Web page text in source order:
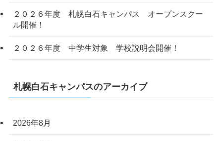
２０２６年度 札幌白石キャンパス オープンスクー
ル開催！
２０２６年度 中学生対象 学校説明会開催！
札幌白石キャンパスのアーカイブ
2026年8月